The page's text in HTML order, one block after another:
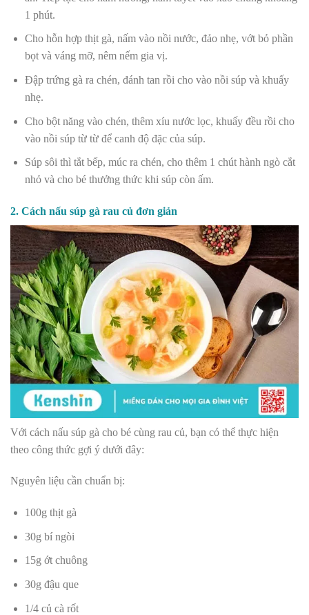
1 phút.
Cho hỗn hợp thịt gà, nấm vào nồi nước, đảo nhẹ, vớt bỏ phần
bọt và váng mỡ, nêm nếm gia vị.
Đập trứng gà ra chén, đánh tan rồi cho vào nồi súp và khuấy
nhẹ.
Cho bột năng vào chén, thêm xíu nước lọc, khuấy đều rồi cho
vào nồi súp từ từ để canh độ đặc của súp.
Súp sôi thì tắt bếp, múc ra chén, cho thêm 1 chút hành ngò cắt
nhỏ và cho bé thưởng thức khi súp còn ấm.
2. Cách nấu súp gà rau củ đơn giản
Với cách nấu súp gà cho bé cùng rau củ, bạn có thể thực hiện
theo công thức gợi ý dưới đây:
Nguyên liệu cần chuẩn bị:
100g thịt gà
30g bí ngòi
15g ớt chuông
30g đậu que
1/4 củ cà rốt